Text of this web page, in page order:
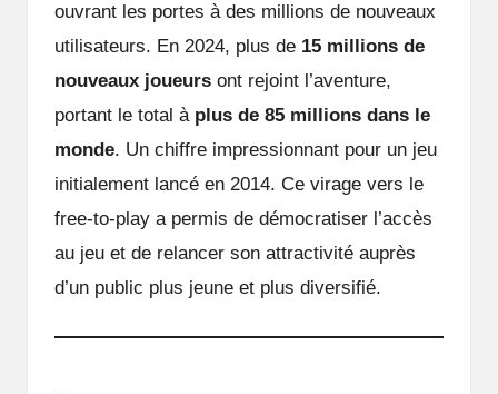
ouvrant les portes à des millions de nouveaux
utilisateurs. En 2024, plus de 15 millions de
nouveaux joueurs ont rejoint l’aventure,
portant le total à plus de 85 millions dans le
monde. Un chiffre impressionnant pour un jeu
initialement lancé en 2014. Ce virage vers le
free-to-play a permis de démocratiser l’accès
au jeu et de relancer son attractivité auprès
d’un public plus jeune et plus diversifié.